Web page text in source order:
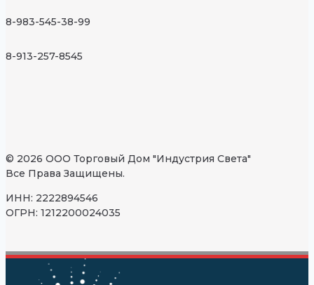
8-983-545-38-99
8-913-257-8545
© 2026 ООО Торговый Дом "Индустрия Света"
Все Права Защищены.
ИНН: 2222894546
ОГРН: 1212200024035